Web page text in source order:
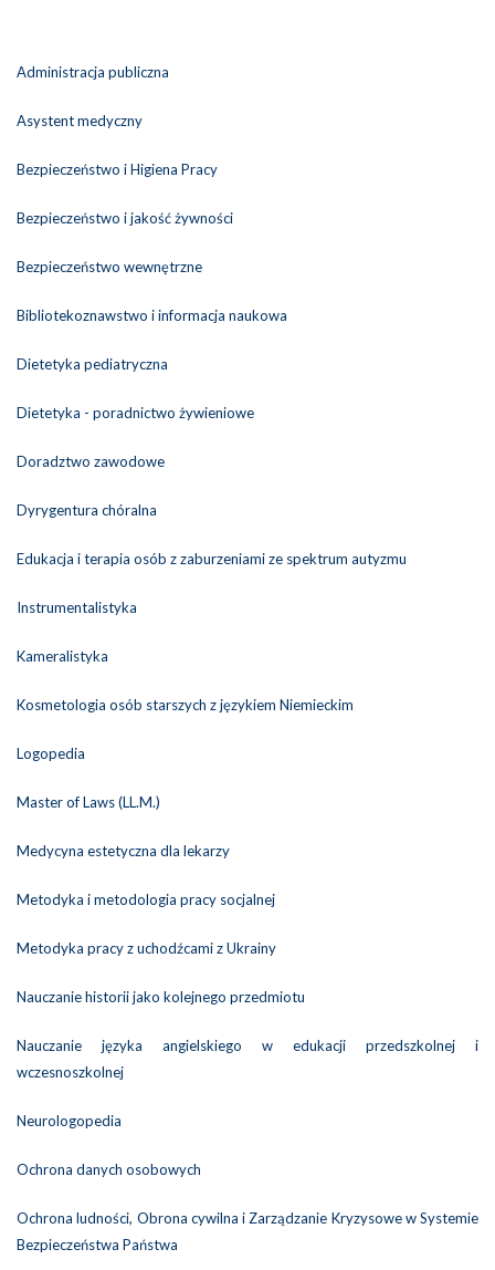
Administracja publiczna
Asystent medyczny
Bezpieczeństwo i Higiena Pracy
Bezpieczeństwo i jakość żywności
Bezpieczeństwo wewnętrzne
Bibliotekoznawstwo i informacja naukowa
Dietetyka pediatryczna
Dietetyka - poradnictwo żywieniowe
Doradztwo zawodowe
Dyrygentura chóralna
Edukacja i terapia osób z zaburzeniami ze spektrum autyzmu
Instrumentalistyka
Kameralistyka
Kosmetologia osób starszych z językiem Niemieckim
Logopedia
Master of Laws (LL.M.)
Medycyna estetyczna dla lekarzy
Metodyka i metodologia pracy socjalnej
Metodyka pracy z uchodźcami z Ukrainy
Nauczanie historii jako kolejnego przedmiotu
Nauczanie języka angielskiego w edukacji przedszkolnej i
wczesnoszkolnej
Neurologopedia
Ochrona danych osobowych
Ochrona ludności, Obrona cywilna i Zarządzanie Kryzysowe w Systemie
Bezpieczeństwa Państwa